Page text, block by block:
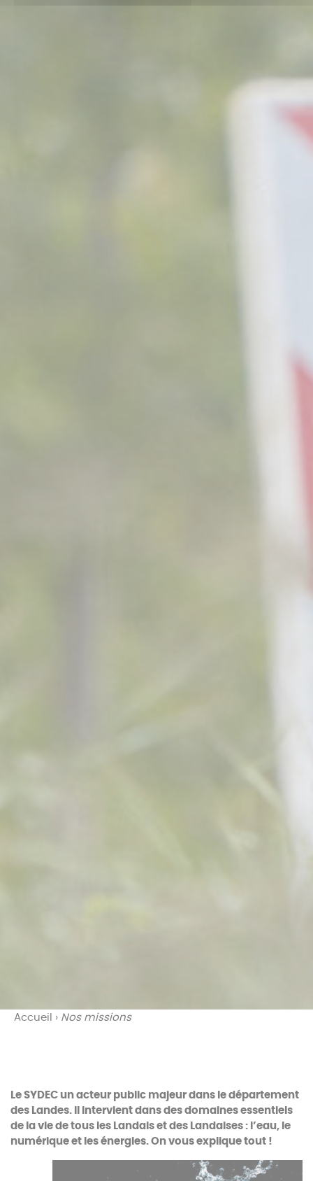
Accueil › Nos missions
Le SYDEC un acteur public majeur dans le département
des Landes. Il intervient dans des domaines essentiels
de la vie de tous les Landais et des Landaises : l’eau, le
numérique et les énergies. On vous explique tout !